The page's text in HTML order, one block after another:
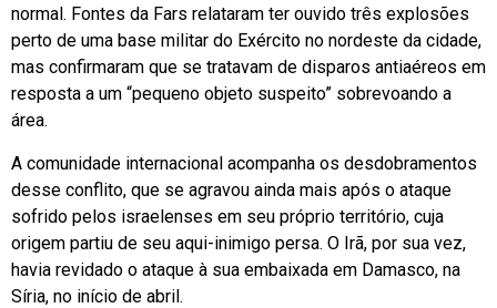
normal. Fontes da Fars relataram ter ouvido três explosões
perto de uma base militar do Exército no nordeste da cidade,
mas confirmaram que se tratavam de disparos antiaéreos em
resposta a um “pequeno objeto suspeito” sobrevoando a
área.
A comunidade internacional acompanha os desdobramentos
desse conflito, que se agravou ainda mais após o ataque
sofrido pelos israelenses em seu próprio território, cuja
origem partiu de seu aqui-inimigo persa. O Irã, por sua vez,
havia revidado o ataque à sua embaixada em Damasco, na
Síria, no início de abril.